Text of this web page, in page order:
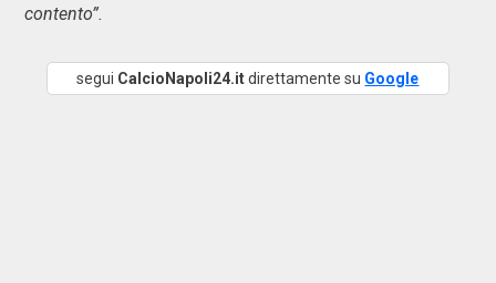
contento”.
segui CalcioNapoli24.itdirettamente su Google